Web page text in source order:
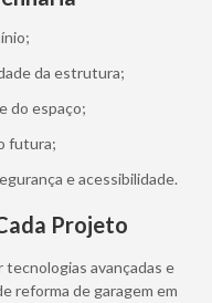
da estrutura;
do espaço;
futura;
e acessibilidade.
Projeto
tecnologias avançadas e
reforma de garagem em